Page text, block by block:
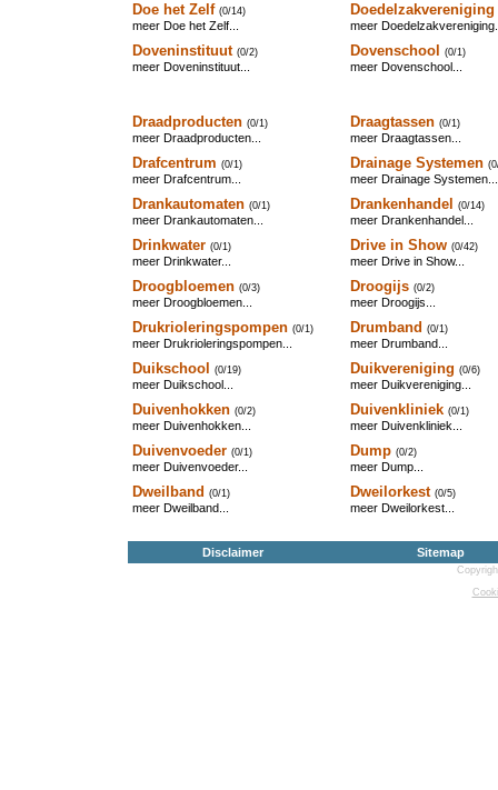
Doe het Zelf (0/14)
meer Doe het Zelf...
Doedelzakvereniging
meer
Doveninstituut (0/2)
meer Doveninstituut...
Dovenschool (0/1)
meer Dovenschool...
Draadproducten (0/1)
meer Draadproducten...
Draagtassen (0/1)
meer Draagtassen...
Drafcentrum (0/1)
meer Drafcentrum...
Drainage Systemen
meer Drainage Systemen...
Drankautomaten (0/1)
meer Drankautomaten...
Drankenhandel (0/14)
meer Drankenhandel...
Drinkwater (0/1)
meer Drinkwater...
Drive in Show (0/42)
meer Drive in Show...
Droogbloemen (0/3)
meer Droogbloemen...
Droogijs (0/2)
meer Droogijs...
Drukrioleringspompen (0/1)
meer Drukrioleringspompen...
Drumband (0/1)
meer Drumband...
Duikschool (0/19)
meer Duikschool...
Duikvereniging (0/6)
meer Duikvereniging...
Duivenhokken (0/2)
meer Duivenhokken...
Duivenkliniek (0/1)
meer Duivenkliniek...
Duivenvoeder (0/1)
meer Duivenvoeder...
Dump (0/2)
meer Dump...
Dweilband (0/1)
meer Dweilband...
Dweilorkest (0/5)
meer Dweilorkest...
Disclaimer Sitemap